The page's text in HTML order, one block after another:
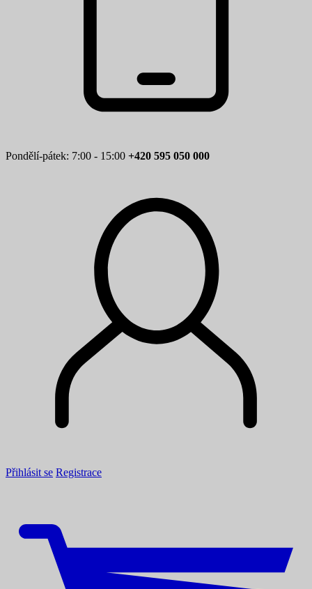
Pondělí-pátek: 7:00 - 15:00 +420 595 050 000
Přihlásit se Registrace